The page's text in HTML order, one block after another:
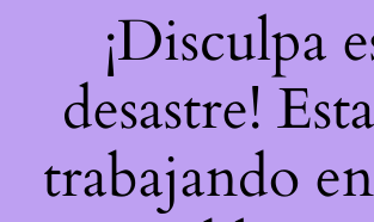
¡Disculpa
desastre!
trabajando